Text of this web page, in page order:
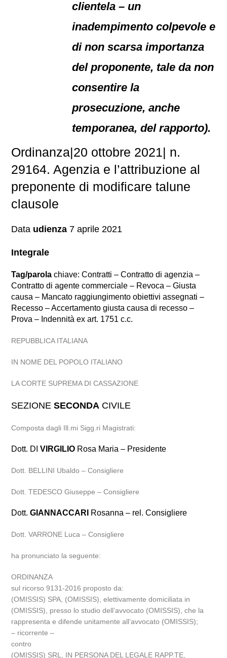
clientela – un
inadempimento colpevole e
di non scarsa importanza
del proponente, tale da non
consentire la
prosecuzione, anche
temporanea, del rapporto).
Ordinanza|20 ottobre 2021| n.
29164. Agenzia e l’attribuzione al
preponente di modificare talune
clausole
Data udienza 7 aprile 2021
Integrale
Tag/parola chiave: Contratti – Contratto di agenzia –
Contratto di agente commerciale – Revoca – Giusta
causa – Mancato raggiungimento obiettivi assegnati –
Recesso – Accertamento giusta causa di recesso –
Prova – Indennità ex art. 1751 c.c.
REPUBBLICA ITALIANA
IN NOME DEL POPOLO ITALIANO
LA CORTE SUPREMA DI CASSAZIONE
SEZIONESECONDA CIVILE
Composta dagli Ill.mi Sigg.ri Magistrati:
Dott. DIVIRGILIO Rosa Maria – Presidente
Dott. BELLINI Ubaldo – Consigliere
Dott. TEDESCO Giuseppe – Consigliere
Dott.GIANNACCARI Rosanna – rel. Consigliere
Dott. VARRONE Luca – Consigliere
ha pronunciato la seguente:
ORDINANZA
sul ricorso 9131-2016 proposto da:
(OMISSIS) SPA, (OMISSIS), elettivamente domiciliata in
(OMISSIS), presso lo studio dell’avvocato (OMISSIS), che la
rappresenta e difende unitamente all’avvocato (OMISSIS);
– ricorrente –
contro
(OMISSIS) SRL, IN PERSONA DEL LEGALE RAPP.TE,